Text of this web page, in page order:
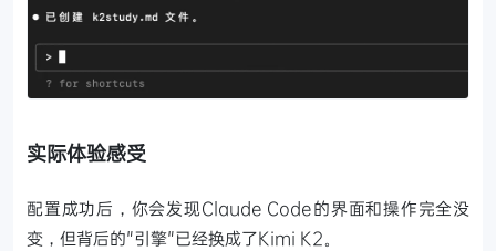
实际体验感受
配置成功后，你会发现Claude Code的界面和操作完全没
变，但背后的"引擎"已经换成了Kimi K2。